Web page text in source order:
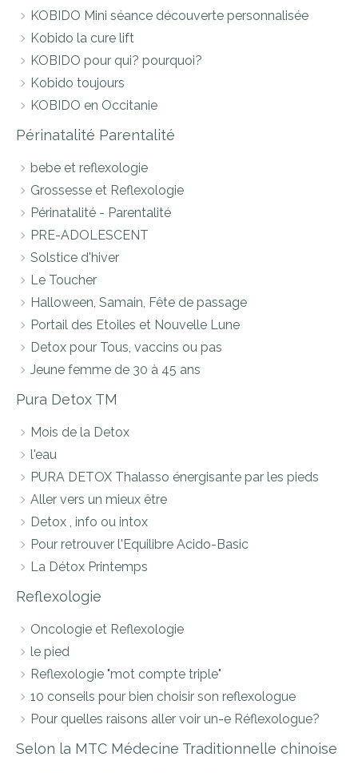
KOBIDO Mini séance découverte personnalisée
Kobido la cure lift
KOBIDO pour qui? pourquoi?
Kobido toujours
KOBIDO en Occitanie
Périnatalité Parentalité
bebe et reflexologie
Grossesse et Reflexologie
Périnatalité - Parentalité
PRE-ADOLESCENT
Solstice d'hiver
Le Toucher
Halloween, Samain, Fête de passage
Portail des Etoiles et Nouvelle Lune
Detox pour Tous, vaccins ou pas
Jeune femme de 30 à 45 ans
Pura Detox TM
Mois de la Detox
l'eau
PURA DETOX Thalasso énergisante par les pieds
Aller vers un mieux être
Detox , info ou intox
Pour retrouver l'Equilibre Acido-Basic
La Détox Printemps
Reflexologie
Oncologie et Reflexologie
le pied
Reflexologie "mot compte triple"
10 conseils pour bien choisir son reflexologue
Pour quelles raisons aller voir un-e Réflexologue?
Selon la MTC Médecine Traditionnelle chinoise